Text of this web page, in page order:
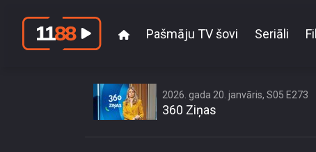
Pašmāju TV šovi Seriāli
2026. gada 20. janvāris, S05 E273
360 Ziņas